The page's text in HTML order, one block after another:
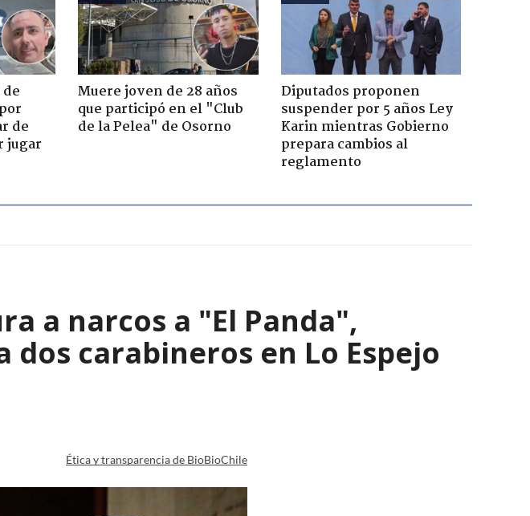
de
jugar
Muere joven de 28 años
que participó en el "Club
de la Pelea" de Osorno
Diputados proponen
suspender por 5 años Ley
Karin mientras Gobierno
prepara cambios al
reglamento
a narcos a "El Panda",
carabineros en Lo Espejo
Ética y transparencia de BioBioChile